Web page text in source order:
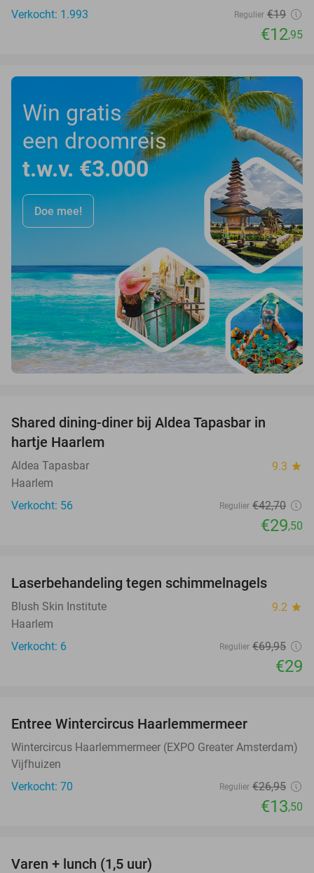
Verkocht: 1.993
Regulier €19
€12,95
Win gratis
een droomreis
t.w.v. €3.000
Doe mee!
Shared dining-diner bij Aldea Tapasbar in
hartje Haarlem
Aldea Tapasbar 9.3 star
Haarlem
Verkocht: 56
Regulier €42,70
€29,50
Laserbehandeling tegen schimmelnagels
Blush Skin Institute 9.2 star
Haarlem
Verkocht: 6
Regulier €69,95
€29
Entree Wintercircus Haarlemmermeer
Wintercircus Haarlemmermeer (EXPO Greater Amsterdam)
Vijfhuizen
Verkocht: 70
Regulier €26,95
€13,50
Varen + lunch (1,5 uur)